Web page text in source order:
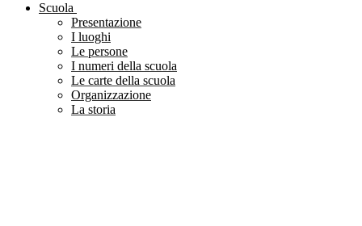
Scuola
Presentazione
I luoghi
Le persone
I numeri della scuola
Le carte della scuola
Organizzazione
La storia